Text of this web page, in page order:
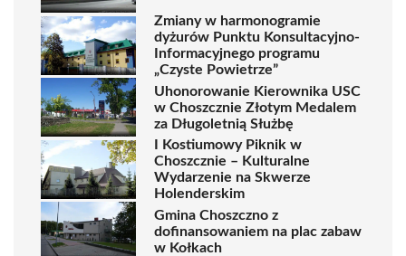
Zmiany w harmonogramie
dyżurów Punktu Konsultacyjno-
Informacyjnego programu
„Czyste Powietrze”
Uhonorowanie Kierownika USC
w Choszcznie Złotym Medalem
za Długoletnią Służbę
I Kostiumowy Piknik w
Choszcznie – Kulturalne
Wydarzenie na Skwerze
Holenderskim
Gmina Choszczno z
dofinansowaniem na plac zabaw
w Kołkach